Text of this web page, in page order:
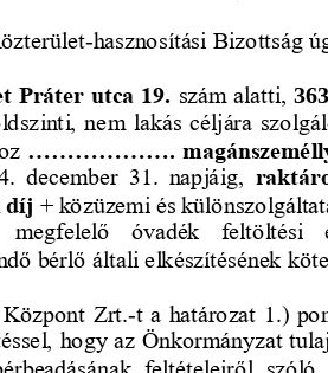
rület-hasznosítási Bizottság
Práter utca 19. szám alatti,
nem lakás céljára
...................
december  31.  napjáig,
díj + közüzemi és
óvadék   feltöltési
bérlő általi elkészítésének
Zrt.-t a határozat 1.)
hogy az Önkormányzat
feltételeiről